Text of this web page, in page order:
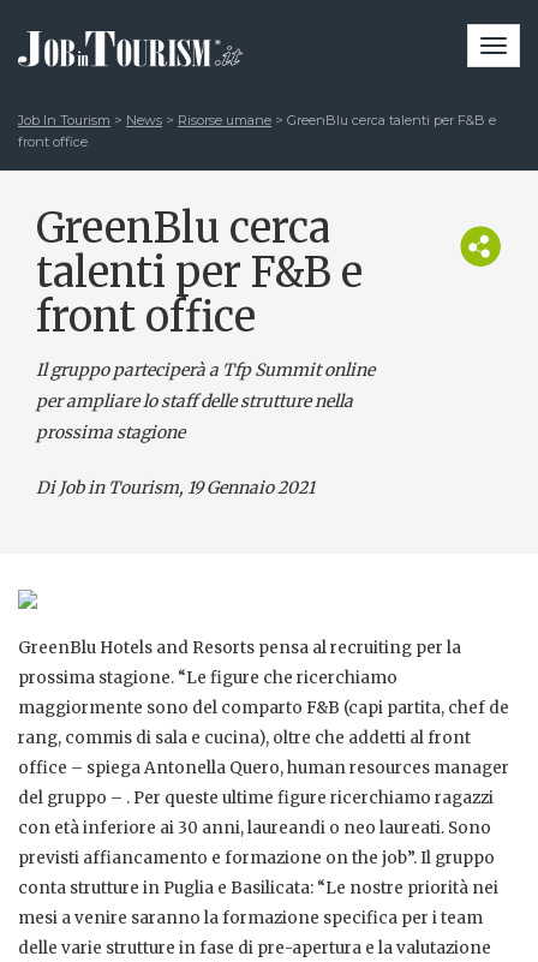
Job In Tourism > News > Risorse umane > GreenBlu cerca talenti per F&B e
front office
GreenBlu cerca
talenti per F&B e
front office
Il gruppo parteciperà a Tfp Summit online
per ampliare lo staff delle strutture nella
prossima stagione
Di Job in Tourism, 19 Gennaio 2021
GreenBlu Hotels and Resorts pensa al recruiting per la
prossima stagione. “Le figure che ricerchiamo
maggiormente sono del comparto F&B (capi partita, chef de
rang, commis di sala e cucina), oltre che addetti al front
office – spiega Antonella Quero, human resources manager
del gruppo – . Per queste ultime figure ricerchiamo ragazzi
con età inferiore ai 30 anni, laureandi o neo laureati. Sono
previsti affiancamento e formazione on the job”. Il gruppo
conta strutture in Puglia e Basilicata: “Le nostre priorità nei
mesi a venire saranno la formazione specifica per i team
delle varie strutture in fase di pre-apertura e la valutazione